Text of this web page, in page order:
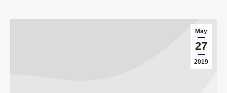
May
27
2019